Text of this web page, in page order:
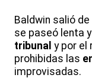
Baldwin salió de
se paseó lenta
tribunal y por el
prohibidas las
improvisadas.